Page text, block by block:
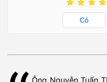
Có
Ông Nguyễn Tuấn